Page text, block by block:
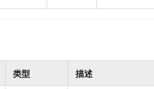
类型 描述